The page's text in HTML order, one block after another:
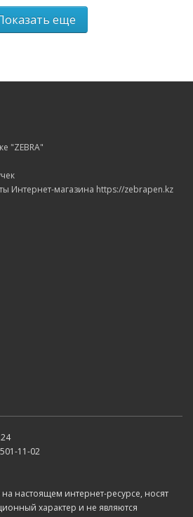
еще
"ZEBRA"
Интернет-магазина https://zebrapen.kz
11-02
настоящем интернет-ресурсе, носят
характер и не являются